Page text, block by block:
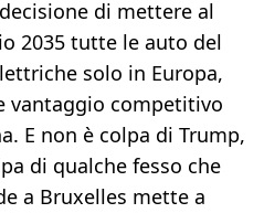
di mettere al
2035 tutte le auto del
solo in Europa,
vantaggio competitivo
E non è colpa di Trump,
di qualche fesso che
a Bruxelles mette a